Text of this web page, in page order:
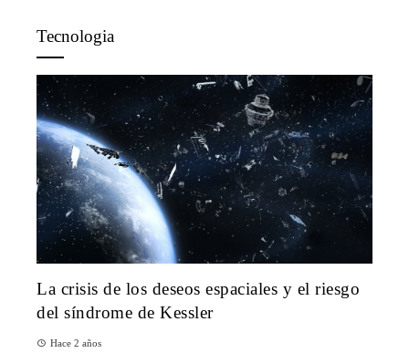
Tecnologia
La crisis de los deseos espaciales y el riesgo
del síndrome de Kessler
Hace 2 años